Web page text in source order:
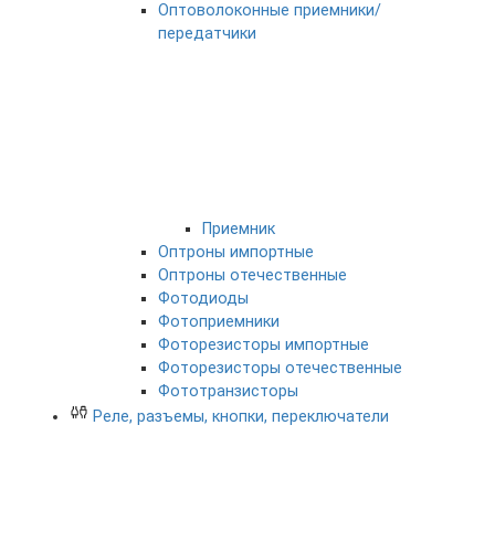
Оптоволоконные приемники/
передатчики
Приемник
Оптроны импортные
Оптроны отечественные
Фотодиоды
Фотоприемники
Фоторезисторы импортные
Фоторезисторы отечественные
Фототранзисторы
Реле, разъемы, кнопки, переключатели